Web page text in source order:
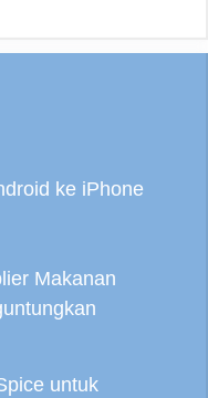
ke iPhone
Makanan
untuk